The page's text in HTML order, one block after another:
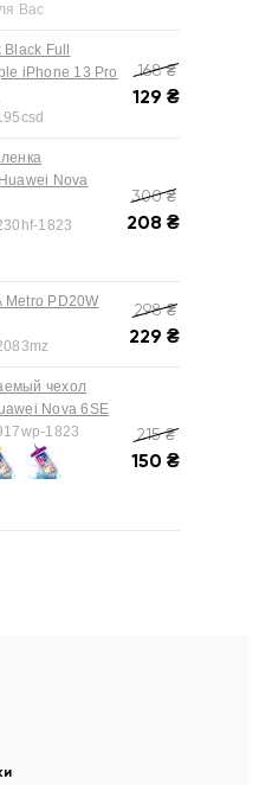
Вас
Full
iPhone 13 Pro
168₴
129 ₴
Nova
1823
300₴
208 ₴
PD20W
298₴
229 ₴
чехол
Nova 6SE
1823 215₴
150 ₴